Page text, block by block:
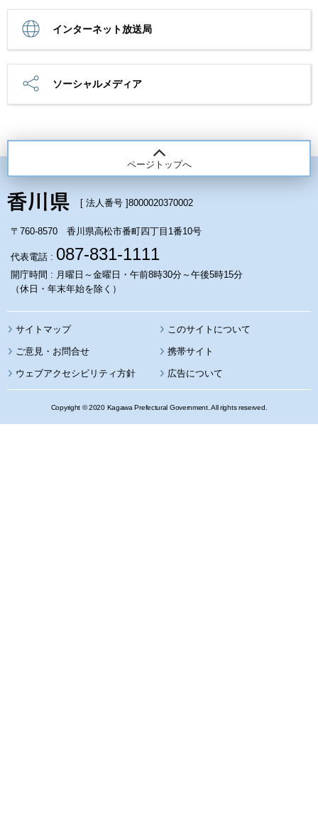
インターネット放送局
ソーシャルメディア
ページトップへ
[ 法人番号 ]8000020370002
〒760-8570 香川県高松市番町四丁目1番10号
代表電話 : 087-831-1111
開庁時間 : 月曜日～金曜日・午前8時30分～午後5時15分
（休日・年末年始を除く）
サイトマップ このサイトについて
携帯サイト
ウェブアクセシビリティ方針 広告について
Copyright © 2020 Kagawa Prefectural Government. All rights reserved.